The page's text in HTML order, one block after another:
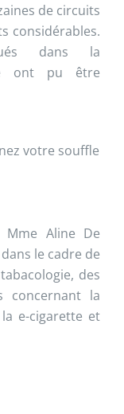
de circuits
considérables.
dans la
ont pu être
votre souffle
Aline De
le cadre de
des
concernant la
e-cigarette et